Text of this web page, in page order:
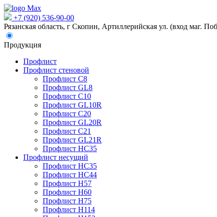
+7 (920) 536-90-00
Рязанская область, г Скопин, Артиллерийская ул. (вход маг.
Продукция
Профлист
Профлист стеновой
Профлист С8
Профлист GL8
Профлист С10
Профлист GL10R
Профлист С20
Профлист GL20R
Профлист С21
Профлист GL21R
Профлист НС35
Профлист несущий
Профлист НС35
Профлист НС44
Профлист Н57
Профлист Н60
Профлист Н75
Профлист Н114